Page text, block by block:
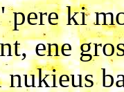
pere ki
ene
nukieus